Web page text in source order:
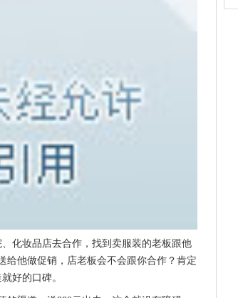
化妆品店去合作，找到卖服装的老板跟他
给他做促销，店老板会不会跟你合作？肯定
好的口碑。